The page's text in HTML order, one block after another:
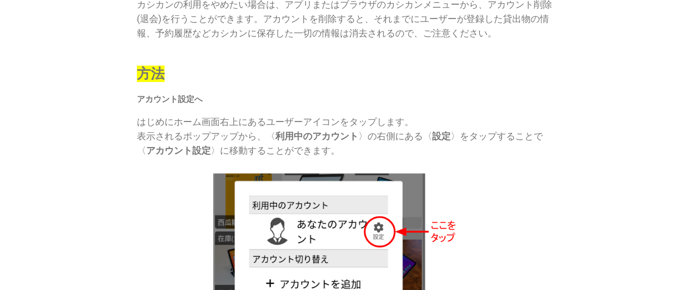
カシカンの利用をやめたい場合は、アプリまたはブラウザのカシカンメニューから、アカウント削除
(退会)を行うことができます。アカウントを削除すると、それまでにユーザーが登録した貸出物の情
報、予約履歴などカシカンに保存した一切の情報は消去されるので、ご注意ください。
方法
アカウント設定へ
はじめにホーム画面右上にあるユーザーアイコンをタップします。
表示されるポップアップから、〈利用中のアカウント 〉の右側にある〈設定〉をタップすることで
〈アカウント設定〉に移動することができます。